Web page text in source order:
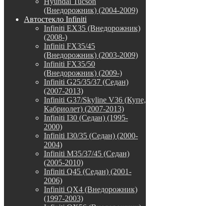
(Внедорожник) (2004-2009)
Автостекло Infiniti
Infiniti EX35 (Внедорожник)
(2008-)
Infiniti FX35/45
(Внедорожник) (2003-2009)
Infiniti FX35/50
(Внедорожник) (2009-)
Infiniti G25/35/37 (Седан)
(2007-2013)
Infiniti G37/Skyline V36 (Купе,
Кабриолет) (2007-2013)
Infiniti I30 (Седан) (1995-
2000)
Infiniti I30/35 (Седан) (2000-
2004)
Infiniti M35/37/45 (Седан)
(2005-2010)
Infiniti Q45 (Седан) (2001-
2006)
Infiniti QX4 (Внедорожник)
(1997-2003)